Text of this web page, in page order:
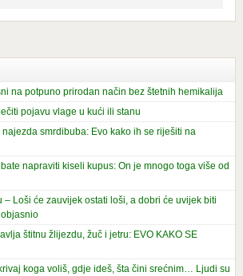
na potpuno prirodan način bez štetnih hemikalija
pojavu vlage u kući ili stanu
smrdibuba: Evo kako ih se riješiti na
napraviti kiseli kupus: On je mnogo toga više od
– Loši će zauvijek ostati loši, a dobri će uvijek biti
štitnu žlijezdu, žuč i jetru: EVO KAKO SE
koga voliš, gdje ideš, šta čini srećnim… Ljudi su